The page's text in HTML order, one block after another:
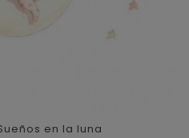
en la luna